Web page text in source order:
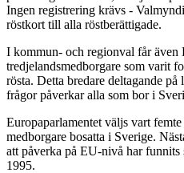
Ingen registrering krävs -
röstkort till alla röstberättigade.
I kommun- och regionval får även
tredjelandsmedborgare som varit
rösta. Detta bredare deltagande
frågor påverkar alla som bor i
Europaparlamentet väljs vart
medborgare bosatta i Sverige.
att påverka på EU-nivå har
1995.